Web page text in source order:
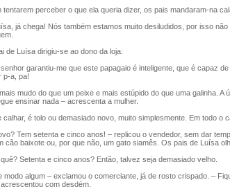
tentarem perceber o que ela queria dizer, os pais mandaram-na
já chega! Nós também estamos muito desiludidos, por isso
de Luísa dirigiu-se ao dono da loja:
garantiu-me que este papagaio é inteligente, que é capaz
p-a, pa!
mudo do que um peixe e mais estúpido do que uma galinha. A
ensinar nada – acrescenta a mulher.
calhar, é tolo ou demasiado novo, muito simplesmente. Em todo o
Tem setenta e cinco anos! – replicou o vendedor, sem dar
cão baixote ou, por que não, um gato siamês. Os pais de Luísa
Setenta e cinco anos? Então, talvez seja demasiado velho.
modo algum – exclamou o comerciante, já de rosto crispado. –
com desdém.